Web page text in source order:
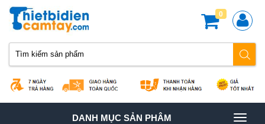
0
TOGGLE
DANH MỤC SẢN PHÂM